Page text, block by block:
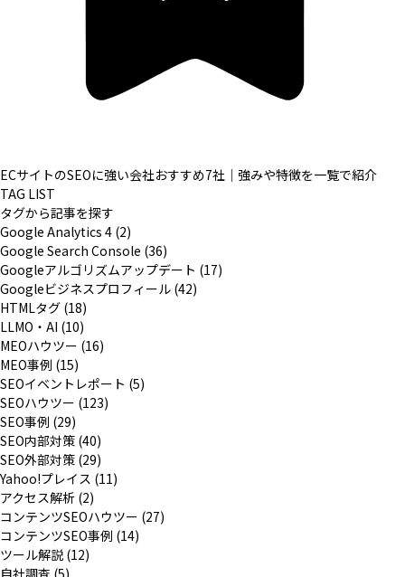
ECサイトのSEOに強い会社おすすめ7社｜強みや特徴を一覧で紹介
TAG LIST
タグから記事を探す
Google Analytics 4 (2)
Google Search Console (36)
Googleアルゴリズムアップデート (17)
Googleビジネスプロフィール (42)
HTMLタグ (18)
LLMO・AI (10)
MEOハウツー (16)
MEO事例 (15)
SEOイベントレポート (5)
SEOハウツー (123)
SEO事例 (29)
SEO内部対策 (40)
SEO外部対策 (29)
Yahoo!プレイス (11)
アクセス解析 (2)
コンテンツSEOハウツー (27)
コンテンツSEO事例 (14)
ツール解説 (12)
自社調査 (5)